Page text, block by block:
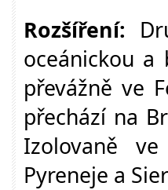
Rozšíření:
oceánickou a
převážně ve
přechází na
Izolovaně
Pyreneje a